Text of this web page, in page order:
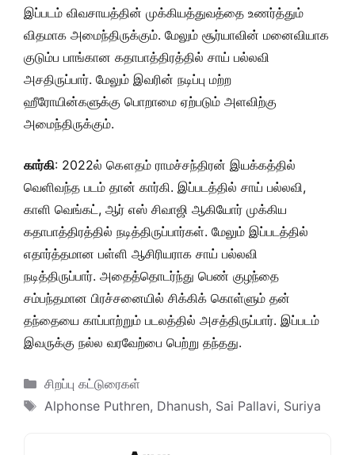
இப்படம் விவசாயத்தின் முக்கியத்துவத்தை உணர்த்தும்
விதமாக அமைந்திருக்கும். மேலும் சூர்யாவின் மனைவியாக
குடும்ப பாங்கான கதாபாத்திரத்தில் சாய் பல்லவி
அசதிருப்பார். மேலும் இவரின் நடிப்பு மற்ற
ஹீரோயின்களுக்கு பொறாமை ஏற்படும் அளவிற்கு
அமைந்திருக்கும்.
கார்கி: 2022ல் கௌதம் ராமச்சந்திரன் இயக்கத்தில்
வெளிவந்த படம் தான் கார்கி. இப்படத்தில் சாய் பல்லவி,
காளி வெங்கட், ஆர் எஸ் சிவாஜி ஆகியோர் முக்கிய
கதாபாத்திரத்தில் நடித்திருப்பார்கள். மேலும் இப்படத்தில்
எதார்த்தமான பள்ளி ஆசிரியராக சாய் பல்லவி
நடித்திருப்பார். அதைத்தொடர்ந்து பெண் குழந்தை
சம்பந்தமான பிரச்சனையில் சிக்கிக் கொள்ளும் தன்
தந்தையை காப்பாற்றும் படலத்தில் அசத்திருப்பார். இப்படம்
இவருக்கு நல்ல வரவேற்பை பெற்று தந்தது.
Categories
சிறப்பு கட்டுரைகள்
Tags
Alphonse Puthren, Dhanush, Sai Pallavi, Suriya